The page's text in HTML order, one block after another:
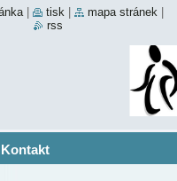
Kontakt
tisk mapa stránek
rss